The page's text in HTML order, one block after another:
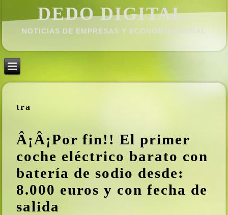
DEDO DIGITAL.
NOTICIAS DE EMPRESAS Y ECONOMÍ­A DIGITAL
tra
Â¡Â¡Por fin!! El primer
coche eléctrico barato con
baterí­a de sodio desde:
8.000 euros y con fecha de
salida